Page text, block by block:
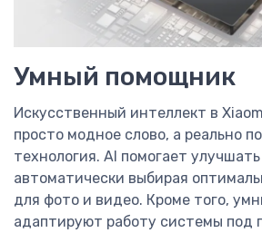
Умный помощник
Искусственный интеллект в
просто модное слово, а реально
технология. AI помогает
автоматически выбирая
для фото и видео. Кроме того,
адаптируют работу системы под